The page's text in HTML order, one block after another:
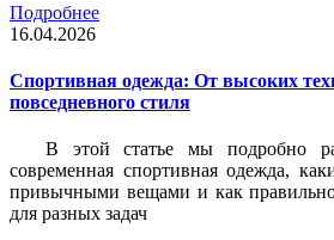
Подробнее
16.04.2026
Спортивная одежда: От высоких
повседневного стиля
В этой статье мы подробно
современная спортивная одежда,
привычными вещами и как
для разных задач